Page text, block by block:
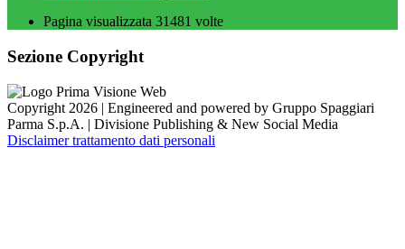
Pagina visualizzata 31481 volte
Sezione Copyright
Copyright 2026 | Engineered and powered by Gruppo Spaggiari
Parma S.p.A. | Divisione Publishing & New Social Media
Disclaimer trattamento dati personali